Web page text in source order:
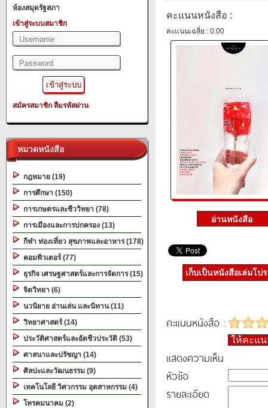
ห้องสมุดรัฐสภา
เข้าสู่ระบบสมาชิก
สมัครสมาชิก ลืมรหัสผ่าน
หมวดหนังสือ
กฎหมาย (19)
การศึกษา (150)
การเกษตรและชีววิทยา (78)
การเมืองและการปกครอง (13)
กีฬา ท่องเที่ยว สุขภาพและอาหาร (178)
คอมพิวเตอร์ (77)
ธุรกิจ เศรษฐศาสตร์และการจัดการ (15)
จิตวิทยา (6)
นวนิยาย อ่านเล่น และนิทาน (11)
วิทยาศาสตร์ (14)
ประวัติศาสตร์และอัตชีวประวัติ (53)
ศาสนาและปรัชญา (14)
ศิลปะและวัฒนธรรม (9)
เทคโนโลยี วิศวกรรม อุตสาหกรรม (4)
โทรคมนาคม (2)
คะแนนหนังสือ :
คะแนนเฉลี่ย : 0.00
เก็บเป็นหนังสือเล่มโป
คะแนนหนังสือ :
ให้คะแ
แสดงความเห็น
หัวข้อ
รายละเอียด